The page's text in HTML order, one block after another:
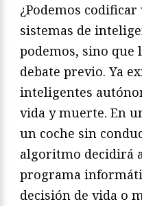
¿Podemos
sistemas de
podemos, sino que
debate previo. Ya
inteligentes
vida y muerte. En
un coche sin
algoritmo decidirá
programa
decisión de vida o